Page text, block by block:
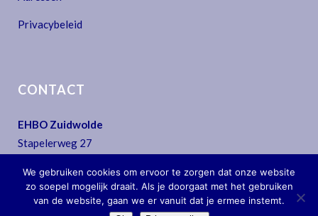
Privacybeleid
CONTACT
EHBO Zuidwolde
Stapelerweg 27
T:0522 - 44 30 07
secretariaat@ehbo-zuidwolde.nl
We gebruiken cookies om ervoor te zorgen dat onze website
zo soepel mogelijk draait. Als je doorgaat met het gebruiken
van de website, gaan we er vanuit dat je ermee instemt.